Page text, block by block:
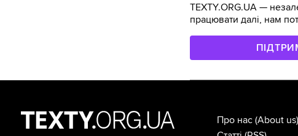
TEXTY.ORG.UA —
працювати далі, нам
Про нас (About us)